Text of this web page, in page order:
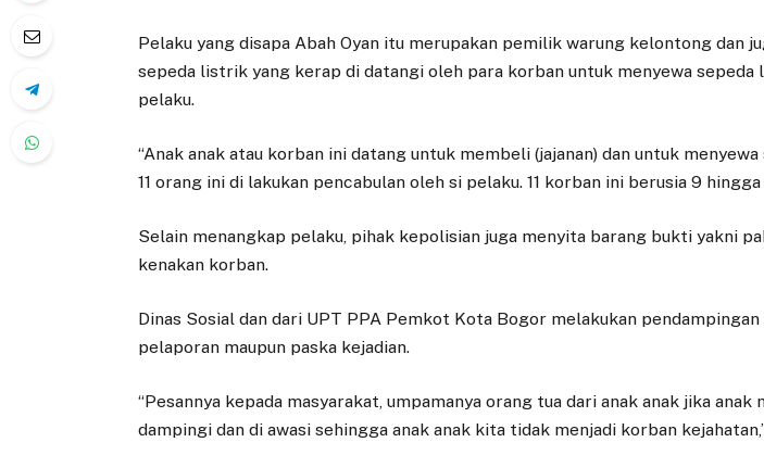
Pelaku yang disapa Abah Oyan itu merupakan pemilik warung kelontong dan
sepeda listrik yang kerap di datangi oleh para korban untuk menyewa
pelaku.
“Anak anak atau korban ini datang untuk membeli (jajanan) dan untuk
11 orang ini di lakukan pencabulan oleh si pelaku. 11 korban ini berusia 9 hingga
Selain menangkap pelaku, pihak kepolisian juga menyita barang bukti yakni
kenakan korban.
Dinas Sosial dan dari UPT PPA Pemkot Kota Bogor melakukan pendampingan
pelaporan maupun paska kejadian.
“Pesannya kepada masyarakat, umpamanya orang tua dari anak anak jika anak
dampingi dan di awasi sehingga anak anak kita tidak menjadi korban